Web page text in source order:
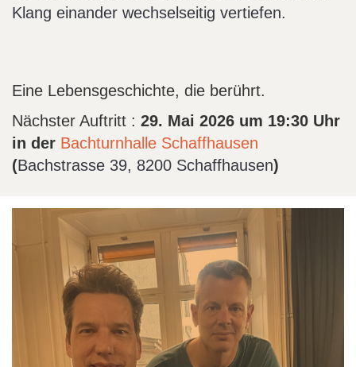
Klang einander wechselseitig vertiefen.
Eine Lebensgeschichte, die berührt.
Nächster Auftritt : 29. Mai 2026 um 19:30 Uhr
in der Bachturnhalle Schaffhausen
(Bachstrasse 39, 8200 Schaffhausen)